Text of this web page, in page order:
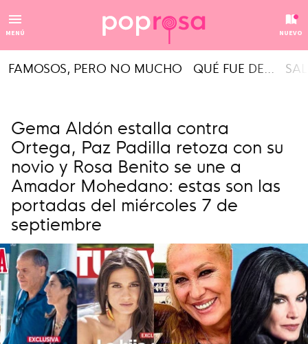
MENÚ NUEVO
FAMOSOS, PERO NO MUCHO QUÉ FUE DE...
Gema Aldón estalla contra
Ortega, Paz Padilla retoza con su
novio y Rosa Benito se une a
Amador Mohedano: estas son las
portadas del miércoles 7 de
septiembre